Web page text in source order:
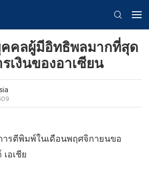
คลผู้มีอิทธิพลมากที่สุด
เงินของอาเซียน
ารตีพิมพ์ในเดือนพฤศจิกายนขอ
อเชีย